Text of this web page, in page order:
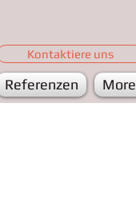
Kontaktiere uns
Referenzen More